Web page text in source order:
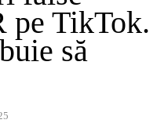
pe TikTok.
să